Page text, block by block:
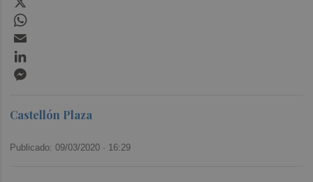
Castellón Plaza
Publicado: 09/03/2020 · 16:29